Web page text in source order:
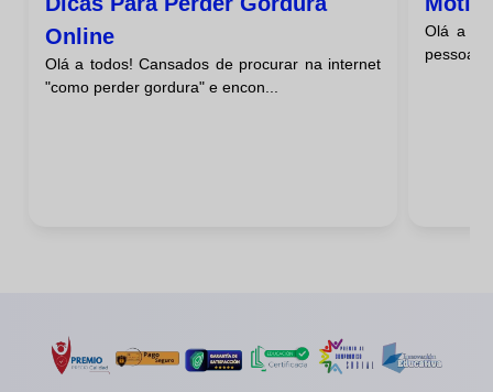
Online
Olá a todos! Cansados de procurar na internet
"como perder gordura" e encon...
Olá a
pessoas